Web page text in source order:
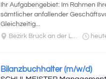
Ihr Aufgabengebiet: Im Rahmen
sämtlicher anfallender
Gleichzeitig...
Bezirk Bruck an der Leitha
Bilanzbuchhalter (m/w/d)